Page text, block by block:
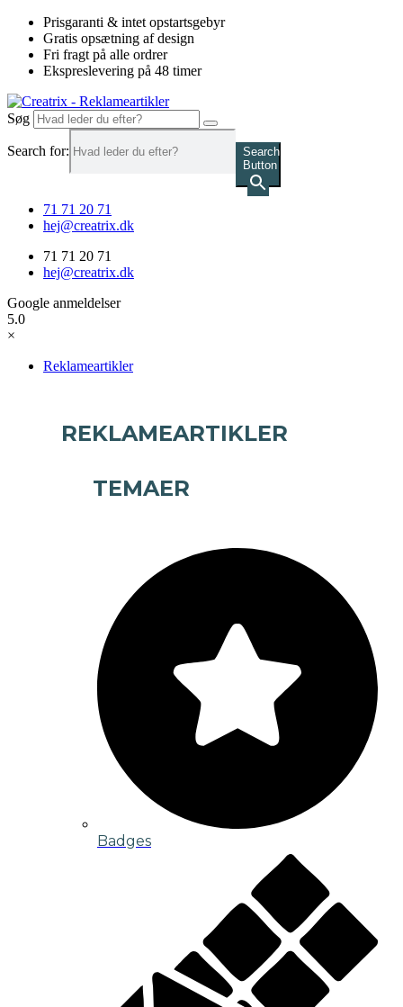
Videre
indhold
Prisgaranti & intet opstartsgebyr
Gratis opsætning af design
Fri fragt på alle ordrer
Ekspreslevering på 48 timer
Søg
Search for:
Search
Button
71 71 20 71
hej@creatrix.dk
71 71 20 71
hej@creatrix.dk
Google anmeldelser
5.0
×
Reklameartikler
REKLAMEARTIKLER
TEMAER
Badges